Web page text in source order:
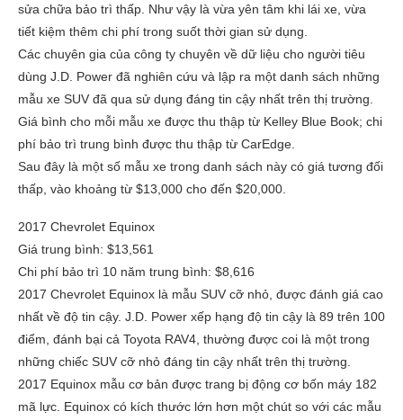
sửa chữa bảo trì thấp. Như vậy là vừa yên tâm khi lái xe, vừa
tiết kiệm thêm chi phí trong suốt thời gian sử dụng.
Các chuyên gia của công ty chuyên về dữ liệu cho người tiêu
dùng J.D. Power đã nghiên cứu và lập ra một danh sách những
mẫu xe SUV đã qua sử dụng đáng tin cậy nhất trên thị trường.
Giá bình cho mỗi mẫu xe được thu thập từ Kelley Blue Book; chi
phí bảo trì trung bình được thu thập từ CarEdge.
Sau đây là một số mẫu xe trong danh sách này có giá tương đối
thấp, vào khoảng từ $13,000 cho đến $20,000.
2017 Chevrolet Equinox
Giá trung bình: $13,561
Chi phí bảo trì 10 năm trung bình: $8,616
2017 Chevrolet Equinox là mẫu SUV cỡ nhỏ, được đánh giá cao
nhất về độ tin cậy. J.D. Power xếp hạng độ tin cậy là 89 trên 100
điểm, đánh bại cả Toyota RAV4, thường được coi là một trong
những chiếc SUV cỡ nhỏ đáng tin cậy nhất trên thị trường.
2017 Equinox mẫu cơ bản được trang bị động cơ bốn máy 182
mã lực. Equinox có kích thước lớn hơn một chút so với các mẫu